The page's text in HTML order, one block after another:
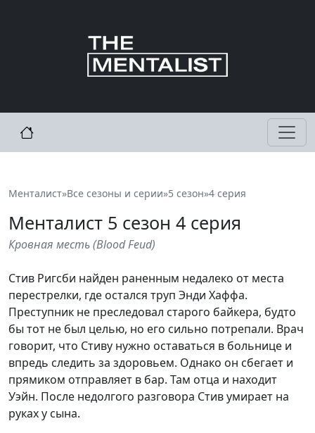
Менталист»Все сезоны и серии»5 сезон»4 серия
Менталист 5 сезон 4 серия
Кровная месть(Blood Feud)
Стив Ригсби найден раненным недалеко от места
перестрелки, где остался труп Энди Хаффа.
Преступник не преследовал старого байкера, будто
бы тот не был целью, но его сильно потрепали. Врач
говорит, что Стиву нужно оставаться в больнице и
впредь следить за здоровьем. Однако он сбегает и
прямиком отправляет в бар. Там отца и находит
Уэйн. После недолгого разговора Стив умирает на
руках у сына.